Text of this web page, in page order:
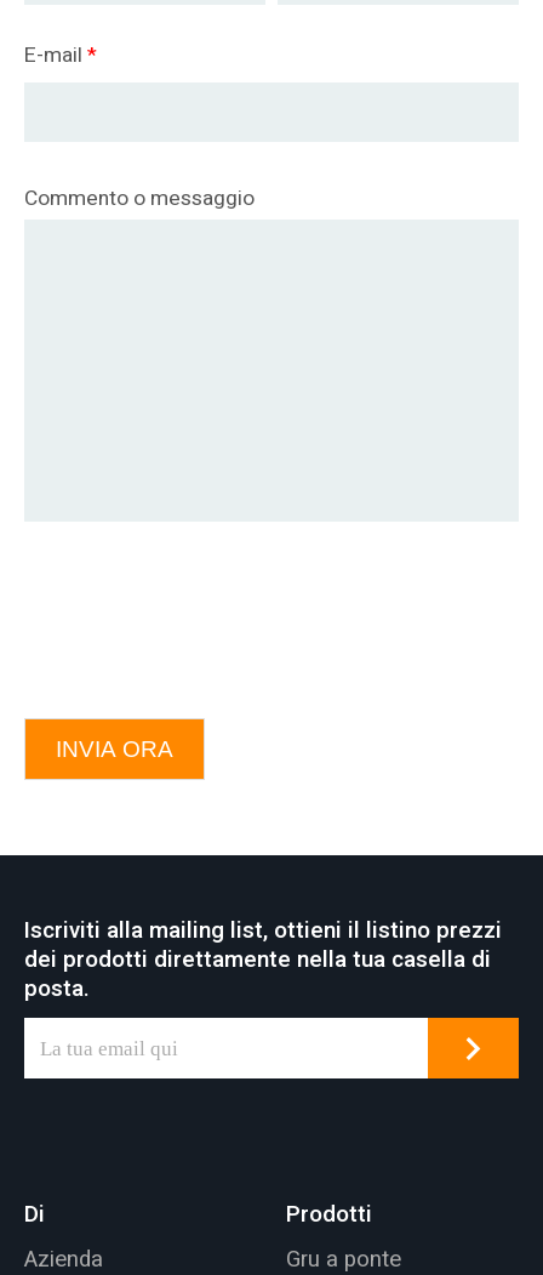
E-mail *
Commento o messaggio
INVIA ORA
Iscriviti alla mailing list, ottieni il listino prezzi
dei prodotti direttamente nella tua casella di
posta.
Di
Azienda
Prodotti
Gru a ponte